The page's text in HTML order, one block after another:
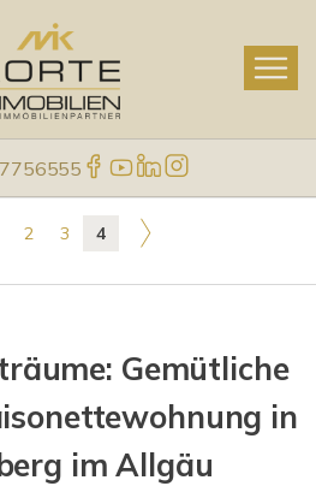
2 3 4
Gemütliche
in
im Allgäu